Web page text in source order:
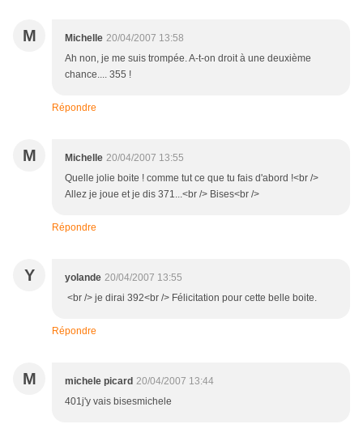
M Michelle 20/04/2007 13:58
Ah non, je me suis trompée. A-t-on droit à une deuxième
chance.... 355 !
Répondre
M Michelle 20/04/2007 13:55
Quelle jolie boite ! comme tut ce que tu fais d'abord !<br />
Allez je joue et je dis 371...<br /> Bises<br />
Répondre
Y yolande 20/04/2007 13:55
<br /> je dirai 392<br /> Félicitation pour cette belle boite.
Répondre
M michele picard 20/04/2007 13:44
401j'y vais bisesmichele